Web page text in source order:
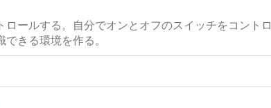
ールする。自分でオンとオフのスイッチをコントロ
きる環境を作る。